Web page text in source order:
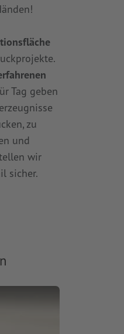
Tag geben
zu
und
wir
sicher.